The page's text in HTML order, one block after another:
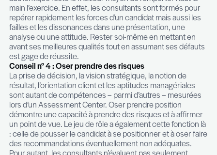
secteur d’activité ou de problématique. Votre
est sollicité et il s’agit ici de mesurer vos
l’information et analyser une situation qui se
votre zone de confort.
Conseil n° 3 : Faire preuve d’authenticité
La présentation du cas pratique révèle non
compétences métiers et une méthode de travail
également certaines facettes du savoir être et
personnalité. Il est admis que certaines attitudes
retrouvent dans le contexte professionnel et les
sont conçus dans cette optique. Etre naturel et
authentique reste le meilleur moyen de
main l’exercice. En effet, les consultants sont